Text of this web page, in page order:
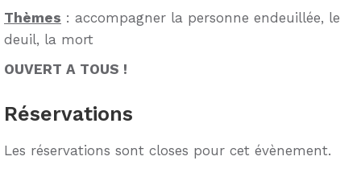
Thèmes : accompagner la personne endeuillée, le
deuil, la mort
OUVERT A TOUS !
Réservations
Les réservations sont closes pour cet évènement.